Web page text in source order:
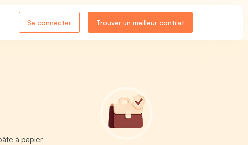
Se connecter Trouver un meilleur contrat
à papier -